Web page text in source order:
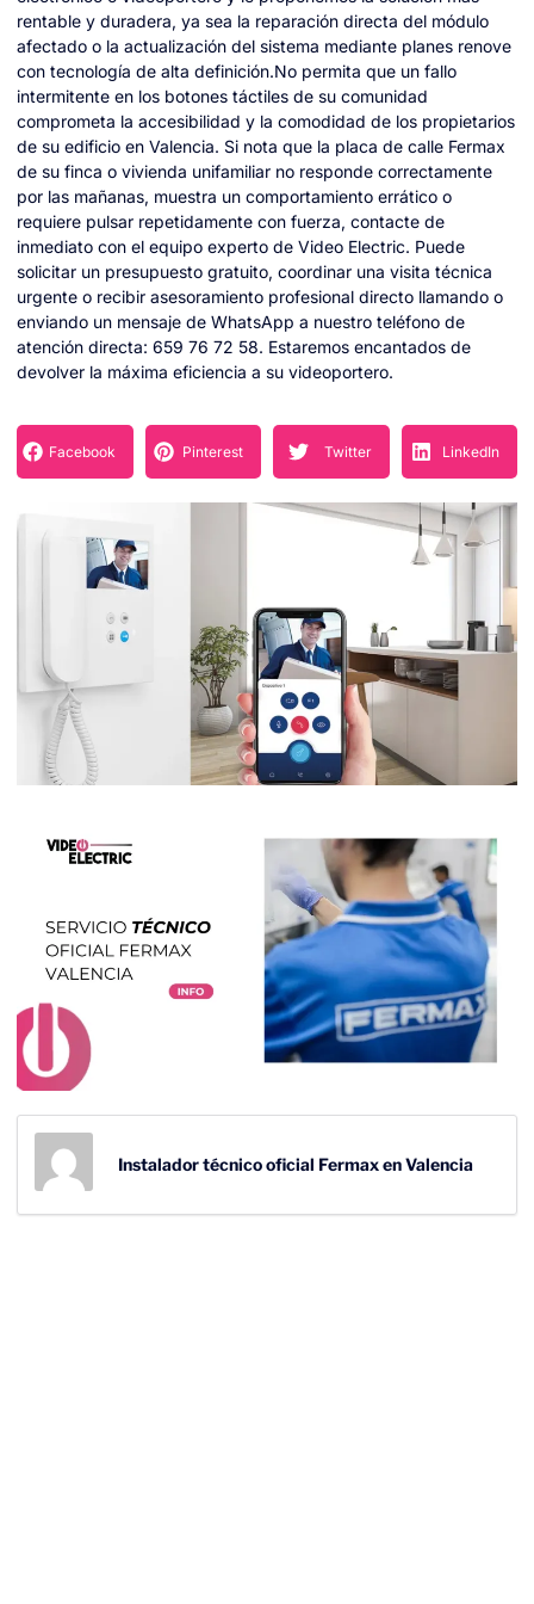
rentable y duradera, ya sea la reparación directa del módulo
afectado o la actualización del sistema mediante planes renove
con tecnología de alta definición.No permita que un fallo
intermitente en los botones táctiles de su comunidad
comprometa la accesibilidad y la comodidad de los propietarios
de su edificio en Valencia. Si nota que la placa de calle Fermax
de su finca o vivienda unifamiliar no responde correctamente
por las mañanas, muestra un comportamiento errático o
requiere pulsar repetidamente con fuerza, contacte de
inmediato con el equipo experto de Video Electric. Puede
solicitar un presupuesto gratuito, coordinar una visita técnica
urgente o recibir asesoramiento profesional directo llamando o
enviando un mensaje de WhatsApp a nuestro teléfono de
atención directa: 659 76 72 58. Estaremos encantados de
devolver la máxima eficiencia a su videoportero.
Facebook Pinterest Twitter LinkedIn
Instalador técnico oficial Fermax en Valencia